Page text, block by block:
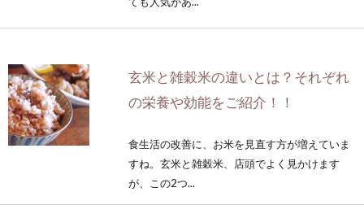
玄米と雑穀米の違いとは？それぞれ
の栄養や効能をご紹介！！
食生活の改善に、お米を見直す方が増えていま
すね。玄米と雑穀米、店頭でよく見かけます
が、この2つ...